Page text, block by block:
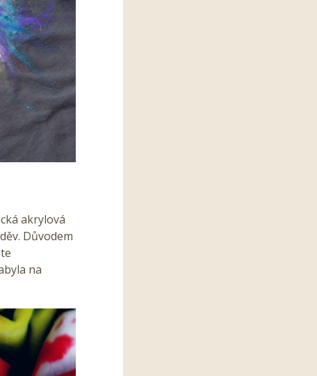
akrylová
Důvodem
na